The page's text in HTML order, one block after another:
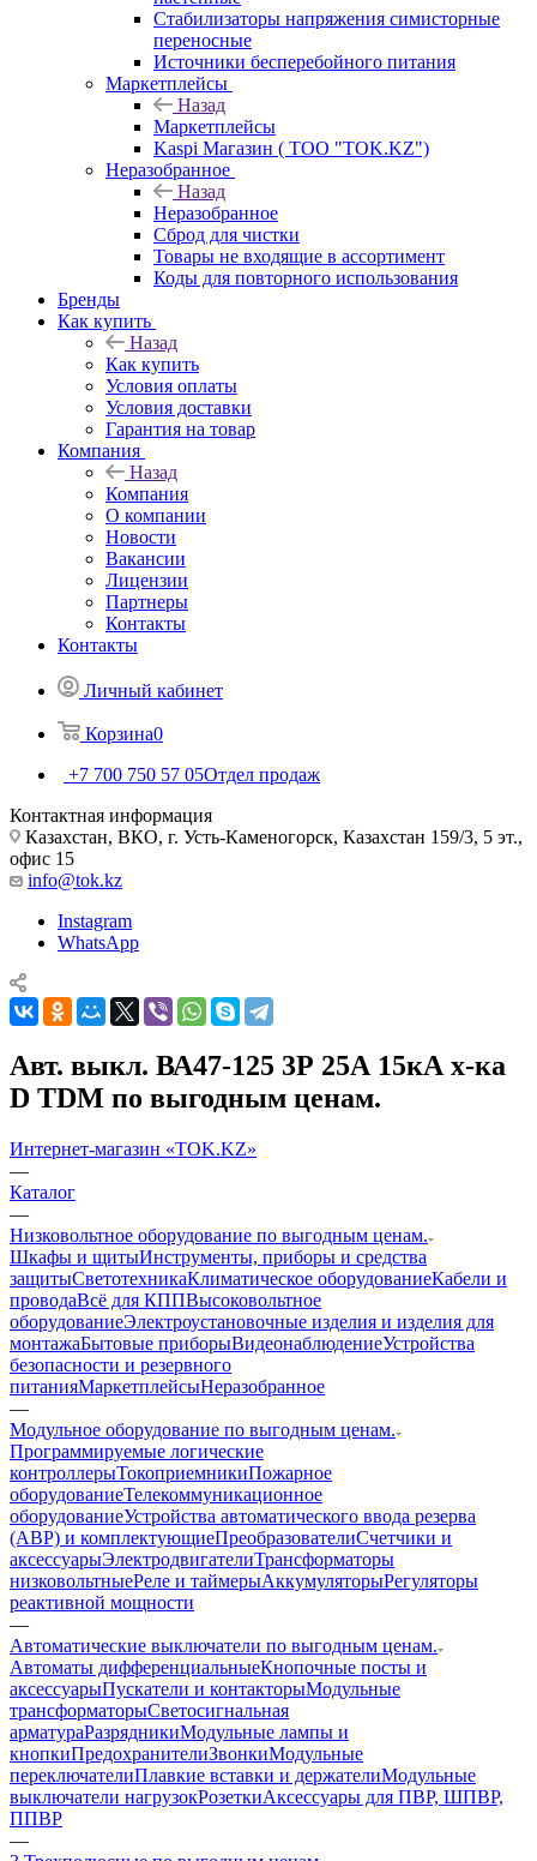
Стабилизаторы напряжения симисторные
переносные
Источники бесперебойного питания
Маркетплейсы
Назад
Маркетплейсы
Kaspi Магазин ( ТОО "TOK.KZ")
Неразобранное
Назад
Неразобранное
Сброд для чистки
Товары не входящие в ассортимент
Коды для повторного использования
Бренды
Как купить
Назад
Как купить
Условия оплаты
Условия доставки
Гарантия на товар
Компания
Назад
Компания
О компании
Новости
Вакансии
Лицензии
Партнеры
Контакты
Контакты
Личный кабинет
Корзина0
+7 700 750 57 05Отдел продаж
Контактная информация
Казахстан, ВКО, г. Усть-Каменогорск, Казахстан 159/3, 5 эт.,
офис 15
info@tok.kz
Instagram
WhatsApp
Авт. выкл. ВА47-125 3Р 25А 15кА х-ка
D TDM по выгодным ценам.
Интернет-магазин «TOK.KZ»
—
Каталог
—
Низковольтное оборудование по выгодным ценам.
Шкафы и щитыИнструменты, приборы и средства
защитыСветотехникаКлиматическое оборудованиеКабели и
проводаВсё для КППВысоковольтное
оборудованиеЭлектроустановочные изделия и изделия для
монтажаБытовые приборыВидеонаблюдениеУстройства
безопасности и резервного
питанияМаркетплейсыНеразобранное
—
Модульное оборудование по выгодным ценам.
Программируемые логические
контроллерыТокоприемникиПожарное
оборудованиеТелекоммуникационное
оборудованиеУстройства автоматического ввода резерва
(АВР) и комплектующиеПреобразователиСчетчики и
аксессуарыЭлектродвигателиТрансформаторы
низковольтныеРеле и таймерыАккумуляторыРегуляторы
реактивной мощности
—
Автоматические выключатели по выгодным ценам.
Автоматы дифференциальныеКнопочные посты и
аксессуарыПускатели и контакторыМодульные
трансформаторыСветосигнальная
арматураРазрядникиМодульные лампы и
кнопкиПредохранителиЗвонкиМодульные
переключателиПлавкие вставки и держателиМодульные
выключатели нагрузокРозеткиАксессуары для ПВР, ШПВР,
ППВР
—